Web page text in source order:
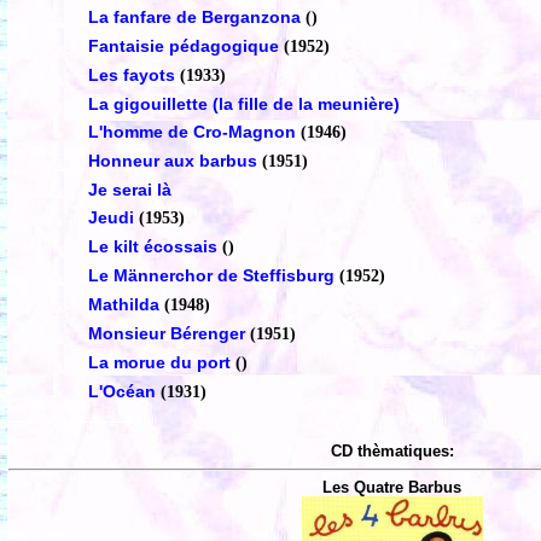
La fanfare de Berganzona ()
Fantaisie pédagogique (1952)
Les fayots (1933)
La gigouillette (la fille de la meunière)
L'homme de Cro-Magnon (1946)
Honneur aux barbus (1951)
Je serai là
Jeudi (1953)
Le kilt écossais ()
Le Männerchor de Steffisburg (1952)
Mathilda (1948)
Monsieur Bérenger (1951)
La morue du port ()
L'Océan (1931)
CD thèmatiques:
Les Quatre Barbus